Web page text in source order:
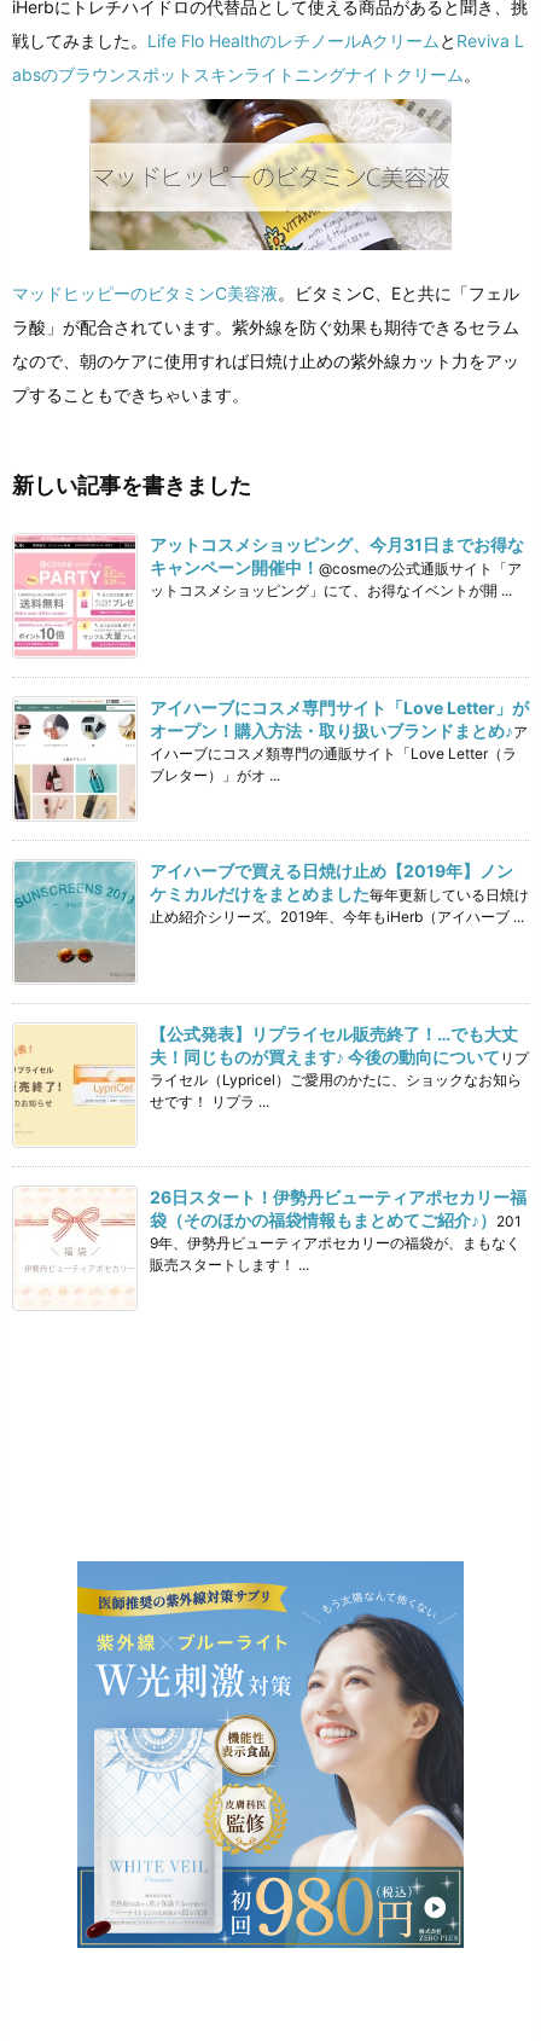
iHerbにトレチハイドロの代替品として使える商品があると聞き、挑
戦してみました。 Life Flo HealthのレチノールAクリームと Reviva L
absのブラウンスポットスキンライトニングナイトクリーム。
マッドヒッピーのビタミンC美容液。ビタミンC、Eと共に「フェル
ラ酸」が配合されています。紫外線を防ぐ効果も期待できるセラム
なので、朝のケアに使用すれば日焼け止めの紫外線カット力をアッ
プすることもできちゃいます。
新しい記事を書きました
アットコスメショッピング、今月31日までお得な
キャンペーン開催中！ @cosmeの公式通販サイト「ア
ットコスメショッピング」にて、お得なイベントが開 ...
アイハーブにコスメ専門サイト「Love Letter」が
オープン！購入方法・取り扱いブランドまとめ♪ア
イハーブにコスメ類専門の通販サイト「Love Letter（ラ
ブレター）」がオ ...
アイハーブで買える日焼け止め【2019年】ノン
ケミカルだけをまとめました毎年更新している日焼け
止め紹介シリーズ。2019年、今年もiHerb（アイハーブ ...
【公式発表】リプライセル販売終了！…でも大丈
夫！同じものが買えます♪ 今後の動向について リプ
ライセル（Lypricel）ご愛用のかたに、ショックなお知ら
せです！ リプラ ...
26日スタート！伊勢丹ビューティアポセカリー福
袋（そのほかの福袋情報もまとめてご紹介♪） 201
9年、伊勢丹ビューティアポセカリーの福袋が、まもなく
販売スタートします！ ...